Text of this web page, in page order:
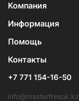
Компания
Информация
Помощь
Контакты
+7 771 154-16-50
info@masterfresok.kz